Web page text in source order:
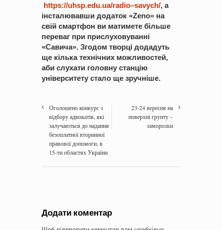
https://uhsp.edu.ua/radio–savych/, а
інсталювавши додаток «Zeno» на
свій смартфон ви матимете більше
переваг при прислуховуванні
«Савича». Згодом творці додадуть
ще кілька технічних можливостей,
аби слухати головну станцію
університету стало ще зручніше.
Оголошено конкурс з
відбору адвокатів, які
залучаються до надання
безоплатної вторинної
правової допомоги, в
15-ти областях України
23-24 вересня на
поверхні грунту –
заморозки
Додати коментар